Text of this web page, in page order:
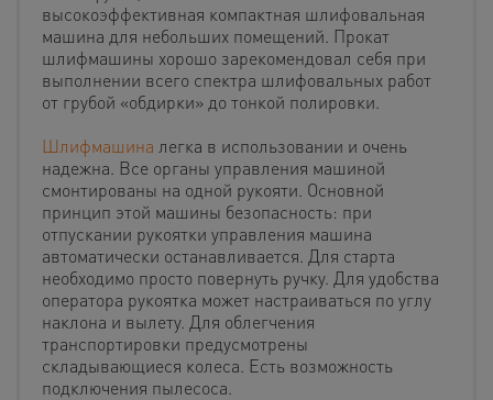
высокоэффективная компактная шлифовальная
машина для небольших помещений. Прокат
шлифмашины хорошо зарекомендовал себя при
выполнении всего спектра шлифовальных работ
от грубой «обдирки» до тонкой полировки.
Шлифмашина легка в использовании и очень
надежна. Все органы управления машиной
смонтированы на одной рукояти. Основной
принцип этой машины безопасность: при
отпускании рукоятки управления машина
автоматически останавливается. Для старта
необходимо просто повернуть ручку. Для удобства
оператора рукоятка может настраиваться по углу
наклона и вылету. Для облегчения
транспортировки предусмотрены
складывающиеся колеса. Есть возможность
подключения пылесоса.